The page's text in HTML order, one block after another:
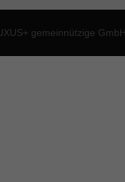
gemeinnützige